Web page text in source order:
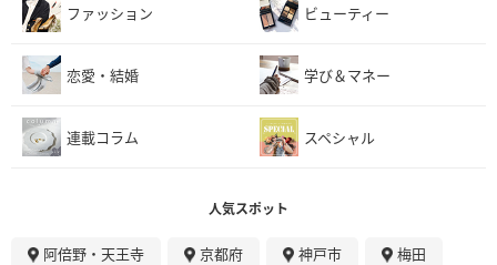
ファッション ビューティー
恋愛・結婚 学び＆マネー
連載コラム スペシャル
人気スポット
阿倍野・天王寺 京都府 神戸市 梅田